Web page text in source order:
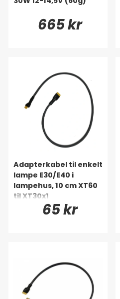
665 kr
Adapterkabel til enkelt
lampe E30/E40 i
lampehus, 10 cm XT60
til XT30x1
65 kr